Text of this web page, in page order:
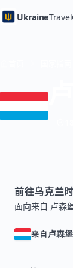
Ukraine
前往乌克兰
面向来自 卢森
来自卢森堡